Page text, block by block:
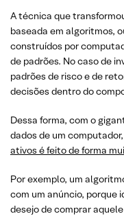
A técnica que
baseada em algoritmos,
construídos por
de padrões. No caso de
padrões de risco e de
decisões dentro do
Dessa forma, com o
dados de um computador,
ativos é feito de forma
Por exemplo, um
com um anúncio, porque
desejo de comprar